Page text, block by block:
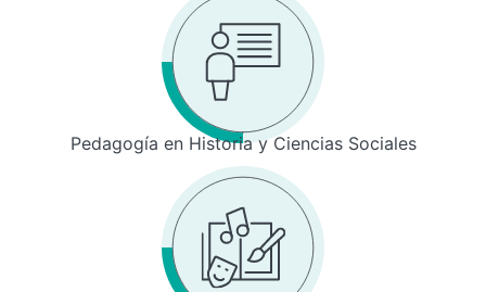
Pedagogía en Historia y Ciencias Sociales